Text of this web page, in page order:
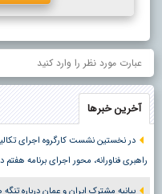
آخرین خبرها
در نخستین نشست کارگروه اجرای
راهبری فناورانه، محور اجرای برنامه